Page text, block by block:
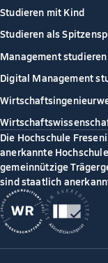
Studieren mit Kind
Studieren als
Management studieren
Digital Management
Die Hochschule
anerkannte
gemeinnützige
sind staatlich